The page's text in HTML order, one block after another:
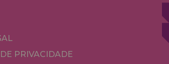
PRIVACIDADE